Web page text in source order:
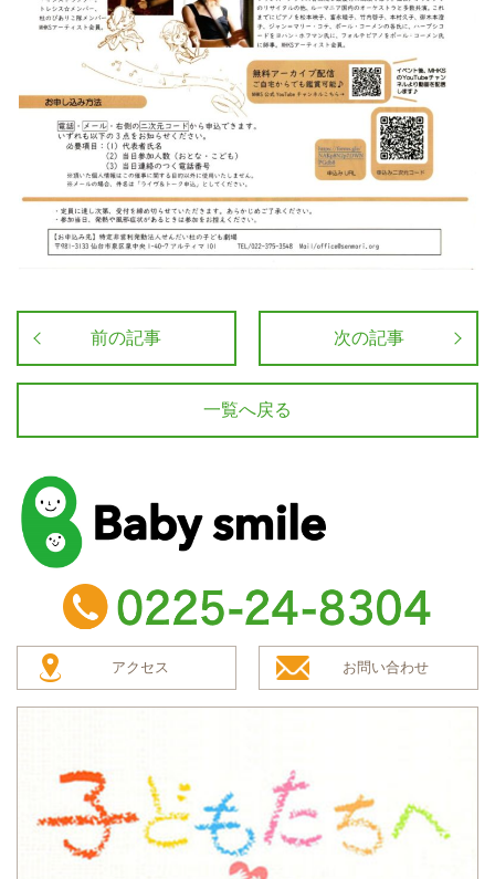
前の記事 次の記事
一覧へ戻る
baby smile
TEL：0225-24-8304
アクセス お問い合わせ